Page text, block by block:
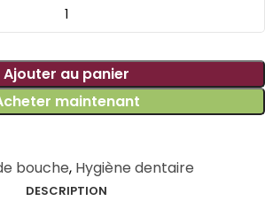
Ajouter au panier
maintenant
bouche, Hygiène dentaire
DESCRIPTION